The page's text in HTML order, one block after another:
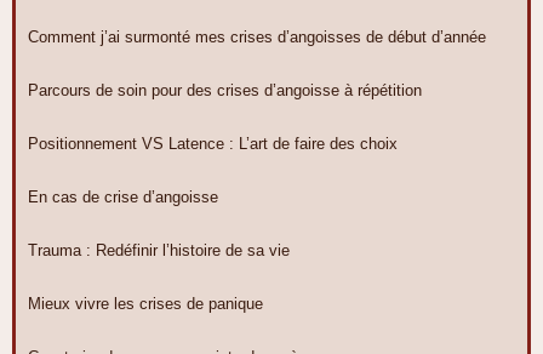
Comment j’ai surmonté mes crises d’angoisses de début d’année
Parcours de soin pour des crises d’angoisse à répétition
Positionnement VS Latence : L’art de faire des choix
En cas de crise d’angoisse
Trauma : Redéfinir l’histoire de sa vie
Mieux vivre les crises de panique